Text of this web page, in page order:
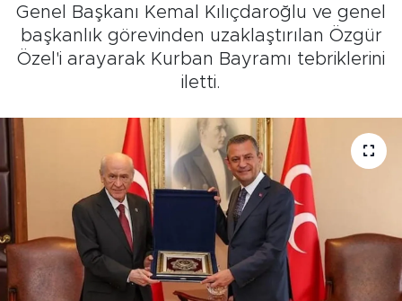
Genel Başkanı Kemal Kılıçdaroğlu ve genel
başkanlık görevinden uzaklaştırılan Özgür
Özel'i arayarak Kurban Bayramı tebriklerini
iletti.